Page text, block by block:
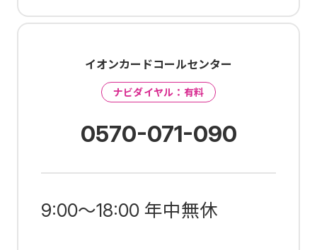
イオンカードコールセンター
ナビダイヤル：有料
0570-071-090
9:00～18:00 年中無休